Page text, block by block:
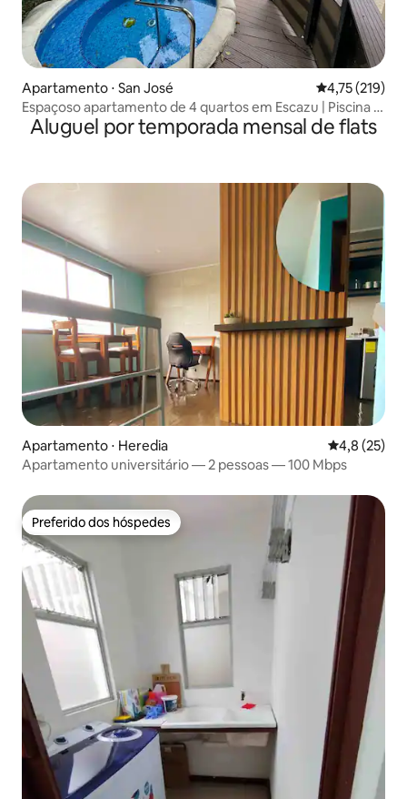
Apartamento ⋅ San José 4,75 de uma
4,75 (219)
Espaçoso apartamento de 4 quartos em Escazu | Piscina |
Estacionamento
Aluguel por temporada mensal de flats
Apartamento ⋅ Heredia 4,8 de uma
4,8 (25)
Apartamento universitário — 2 pessoas — 100 Mbps
Preferido dos hóspedes
Preferido dos hóspedes